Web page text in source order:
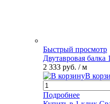
Быстрый просмотр
Двутавровая балка
2 333 руб. / м
В
Подробнее